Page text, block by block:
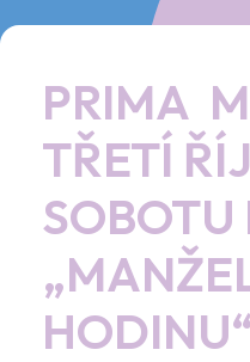
PRIMA
TŘETÍ
SOBOTU
HODINU“